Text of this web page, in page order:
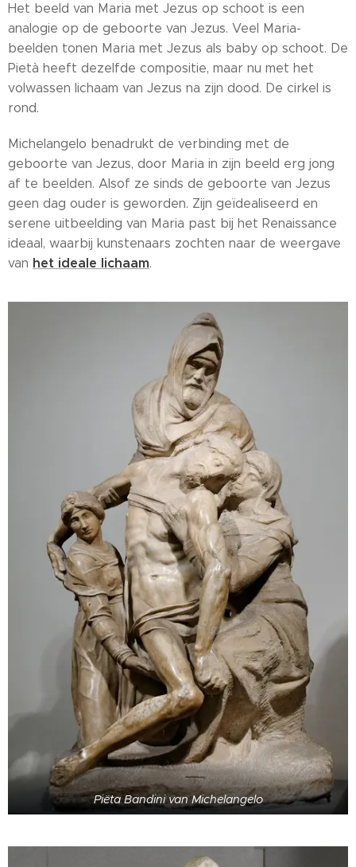
Het beeld van Maria met Jezus op schoot is een
analogie op de geboorte van Jezus. Veel Maria-
beelden tonen Maria met Jezus als baby op schoot. De
Pietà heeft dezelfde compositie, maar nu met het
volwassen lichaam van Jezus na zijn dood. De cirkel is
rond.
Michelangelo benadrukt de verbinding met de
geboorte van Jezus, door Maria in zijn beeld erg jong
af te beelden. Alsof ze sinds de geboorte van Jezus
geen dag ouder is geworden. Zijn geïdealiseerd en
serene uitbeelding van Maria past bij het Renaissance
ideaal, waarbij kunstenaars zochten naar de weergave
van het ideale lichaam.
Piëta Bandini van Michelangelo